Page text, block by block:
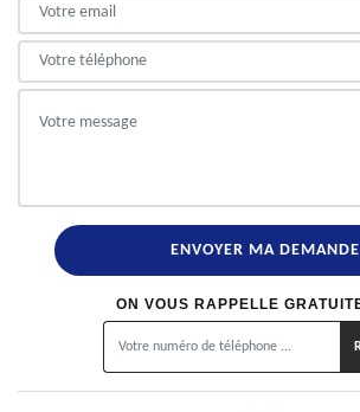
ON VOUS RAPPELLE